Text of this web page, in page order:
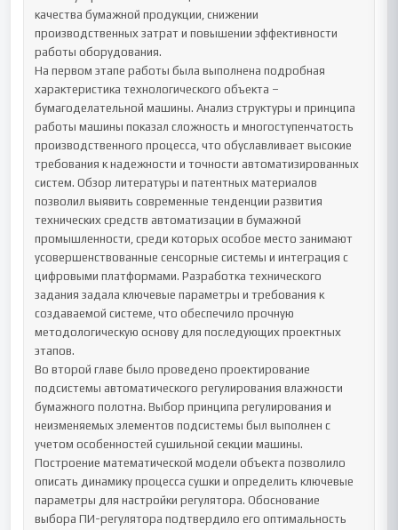
качества бумажной продукции, снижении
производственных затрат и повышении эффективности
работы оборудования.
На первом этапе работы была выполнена подробная
характеристика технологического объекта –
бумагоделательной машины. Анализ структуры и принципа
работы машины показал сложность и многоступенчатость
производственного процесса, что обуславливает высокие
требования к надежности и точности автоматизированных
систем. Обзор литературы и патентных материалов
позволил выявить современные тенденции развития
технических средств автоматизации в бумажной
промышленности, среди которых особое место занимают
усовершенствованные сенсорные системы и интеграция с
цифровыми платформами. Разработка технического
задания задала ключевые параметры и требования к
создаваемой системе, что обеспечило прочную
методологическую основу для последующих проектных
этапов.
Во второй главе было проведено проектирование
подсистемы автоматического регулирования влажности
бумажного полотна. Выбор принципа регулирования и
неизменяемых элементов подсистемы был выполнен с
учетом особенностей сушильной секции машины.
Построение математической модели объекта позволило
описать динамику процесса сушки и определить ключевые
параметры для настройки регулятора. Обоснование
выбора ПИ-регулятора подтвердило его оптимальность